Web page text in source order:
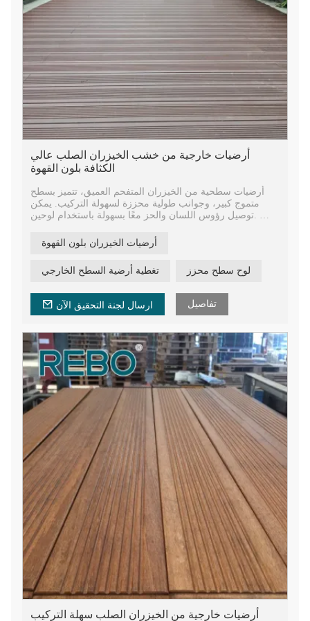
أرضيات خارجية من خشب الخيزران الصلب عالي
الكثافة بلون القهوة
أرضيات سطحية من الخيزران المتفحم العميق، تتميز بسطح
متموج كبير، وجوانب طولية محززة لسهولة التركيب. يمكن
توصيل رؤوس اللسان والحز معًا بسهولة باستخدام لوحين.
محتوى الرطوبة 8%-10%، تمدد أقل في الطقس الحار
وانكماش أقل في الطقس البارد. لا يتشوه بسهولة بسبب
الشكل ولا يتشقق بسهولة.
والمنتزه، وكشك المظلة، والفناء، والشرفة، والبرجولة،
والمناظر الطبيعية، وما إلى ذلك. يتم تصدير منتجاتنا إلى العديد
وأوقيانوسيا، وما إلى ذلك.
أرضيات الخيزران بلون القهوة
تغطية أرضية السطح الخارجي لوح سطح محزز
ارسال لجنة التحقيق الآن تفاصيل
أرضيات خارجية من الخيزران الصلب سهلة التركيب